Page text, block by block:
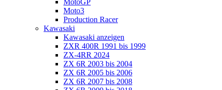
MotoGP
Moto3
Production Racer
Kawasaki
Kawasaki anzeigen
ZXR 400R 1991 bis 1999
ZX-4RR 2024
ZX 6R 2003 bis 2004
ZX 6R 2005 bis 2006
ZX 6R 2007 bis 2008